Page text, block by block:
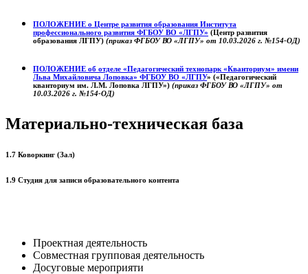
ПОЛОЖЕНИЕ о Центре развития образования Института
профессионального развития ФГБОУ ВО «ЛГПУ» (Центр развития
образования ЛГПУ) (приказ ФГБОУ ВО «ЛГПУ» от 10.03.2026 г. №154-ОД)
ПОЛОЖЕНИЕ об отделе «Педагогический технопарк «Кванториум» имени
Льва Михайловича Лоповка» ФГБОУ ВО «ЛГПУ» («Педагогический
кванториум им. Л.М. Лоповка ЛГПУ») (приказ ФГБОУ ВО «ЛГПУ» от
10.03.2026 г. №154-ОД)
Материально-техническая база
1.7 Коворкинг (Зал)
1.9 Студия для записи образовательного контента
Проектная деятельность
Совместная групповая деятельность
Досуговые мероприяти